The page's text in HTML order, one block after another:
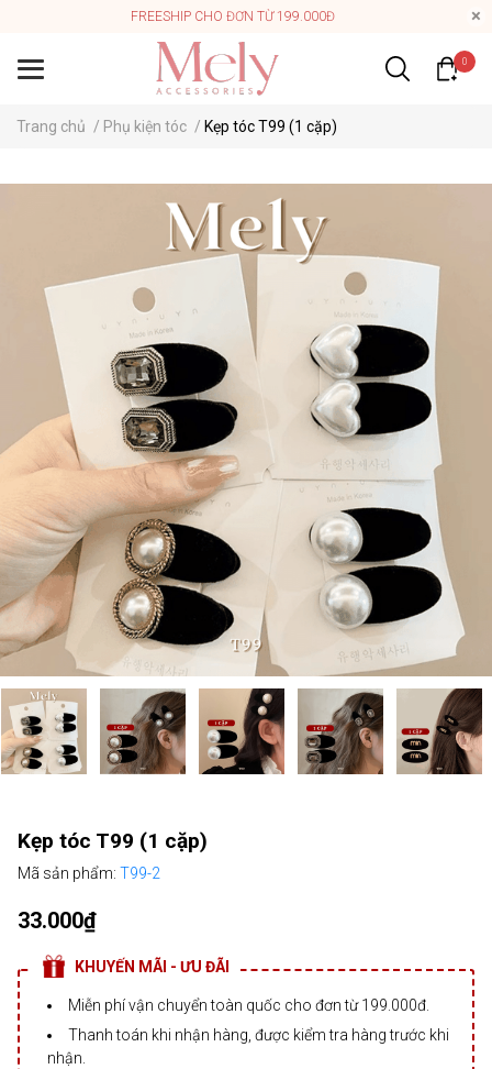
FREESHIP CHO ĐƠN TỪ 199.000Đ
0
Trang chủ / Phụ kiện tóc / Kẹp tóc T99 (1 cặp)
Kẹp tóc T99 (1 cặp)
Mã sản phẩm: T99-2
33.000₫
KHUYẾN MÃI - ƯU ĐÃI
Miễn phí vận chuyển toàn quốc cho đơn từ 199.000đ.
Thanh toán khi nhận hàng, được kiểm tra hàng trước khi
nhận.